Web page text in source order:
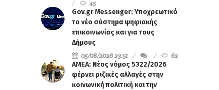
45
Gov.gr Messenger: Υποχρεωτικό
το νέο σύστημα ψηφιακής
επικοινωνίας και για τους
Δήμους
05/08/2026 23:51
62
ΑΜΕΑ: Νέος νόμος 5322/2026
φέρνει ριζικές αλλαγές στην
κοινωνική πολιτική και την